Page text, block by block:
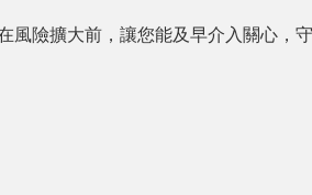
風險擴大前，讓您能及早介入關心，